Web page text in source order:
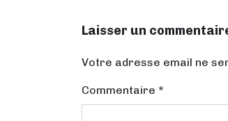
Laisser un
Votre adresse email ne
Commentaire *